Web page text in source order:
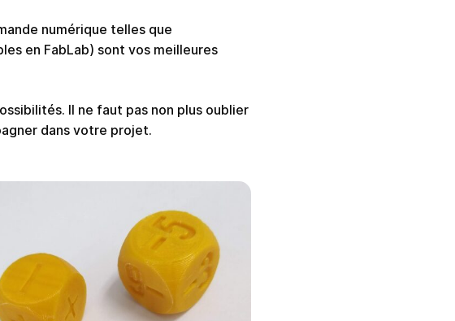
numérique telles que
en FabLab) sont vos meilleures
Il ne faut pas non plus oublier
dans votre projet.